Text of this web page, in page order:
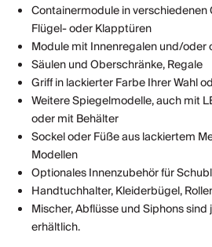
Containermodule in
Flügel- oder Klapptüren
Module mit Innenregalen und/oder
Säulen und Oberschränke, Regale
Griff in lackierter Farbe Ihrer Wahl
Weitere Spiegelmodelle, auch mit
oder mit Behälter
Sockel oder Füße aus lackiertem
Modellen
Optionales Innenzubehör für
Handtuchhalter, Kleiderbügel,
Mischer, Abflüsse und Siphons
erhältlich.